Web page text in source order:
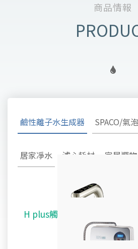
商品情報
鹼性離子水生成器 SPACO/氣
居家凈水 濾心耗材 家居選物
H plus觸控廚下型-鹼性離子
SPACO 觸控櫥下型-氣泡水
Pro
淨水御守 - 安心生飲淨水器
不鏽鋼全戶式除氯系統
TW-308及TW-H1專用主
鹼性離子水超酸水生成